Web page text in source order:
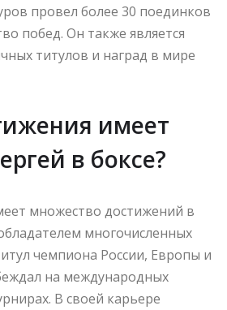
провел более 30 поединков
побед. Он также является
титулов и наград в мире
имеет
в боксе?
множество достижений в
многочисленных
чемпиона России, Европы и
на международных
В своей карьере